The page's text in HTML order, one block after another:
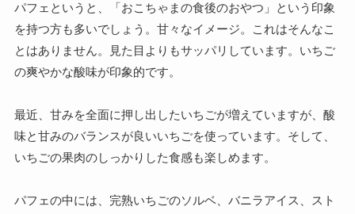
パフェというと、「おこちゃまの食後のおやつ」という印象
を持つ方も多いでしょう。甘々なイメージ。これはそんなこ
とはありません。見た目よりもサッパリしています。いちご
の爽やかな酸味が印象的です。
最近、甘みを全面に押し出したいちごが増えていますが、酸
味と甘みのバランスが良いいちごを使っています。そして、
いちごの果肉のしっかりした食感も楽しめます。
パフェの中には、完熟いちごのソルベ、バニラアイス、スト